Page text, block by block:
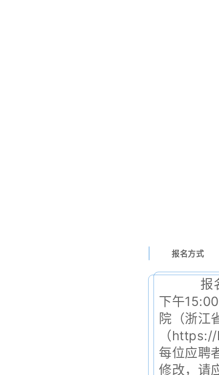
报名方式
报名
下午
院（浙江
（
每位应聘
修改，请